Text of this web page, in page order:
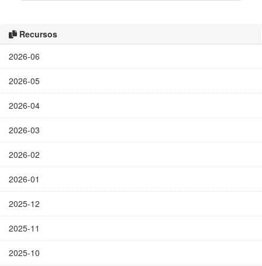
Recursos
2026-06
2026-05
2026-04
2026-03
2026-02
2026-01
2025-12
2025-11
2025-10